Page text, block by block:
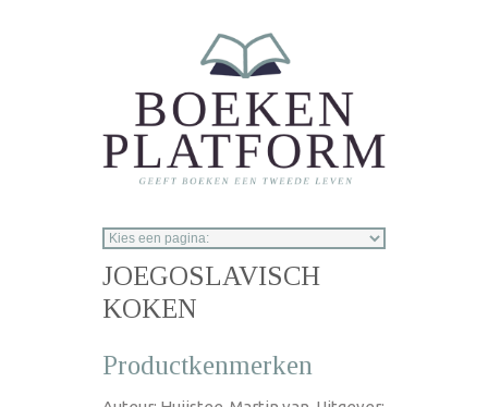
JOEGOSLAVISCH
KOKEN
Productkenmerken